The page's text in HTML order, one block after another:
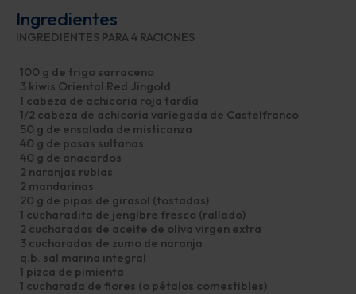
Ingredientes
INGREDIENTES PARA 4 RACIONES
100 g de trigo sarraceno
3 kiwis Oriental Red Jingold
1 cabeza de achicoria roja tardía
1/2 cabeza de achicoria variegada de Castelfranco
50 g de ensalada de misticanza
40 g de pasas sultanas
40 g de anacardos
2 naranjas rubias
2 mandarinas
20 g de pipas de girasol (tostadas)
1 cucharadita de jengibre fresco (rallado)
2 cucharadas de aceite de oliva virgen extra
3 cucharadas de zumo de naranja
q.b. sal marina integral
1 pizca de pimienta
1 cucharada de flores (o pétalos comestibles)